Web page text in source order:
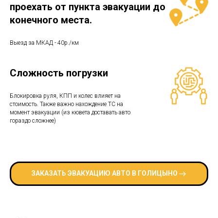
проехать от пункта эвакуации до
конечного места.
Выезд за МКАД - 40р./км
Сложность погрузки
Блокировка руля, КПП и колес влияет на
стоимость. Также важно нахождение ТС на
момент эвакуации (из кювета доставать авто
гораздо сложнее)
ЗАКАЗАТЬ ЭВАКУАЦИЮ АВТО В ГОЛИЦЫНО